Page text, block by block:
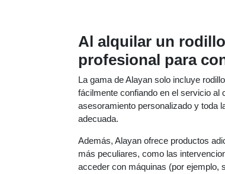
Al alquilar un
profesional para
La gama de Alayan solo incluye
fácilmente confiando en el servicio al
asesoramiento personalizado y toda
adecuada.
Además, Alayan ofrece productos
más peculiares, como las
acceder con máquinas (por ejemplo,